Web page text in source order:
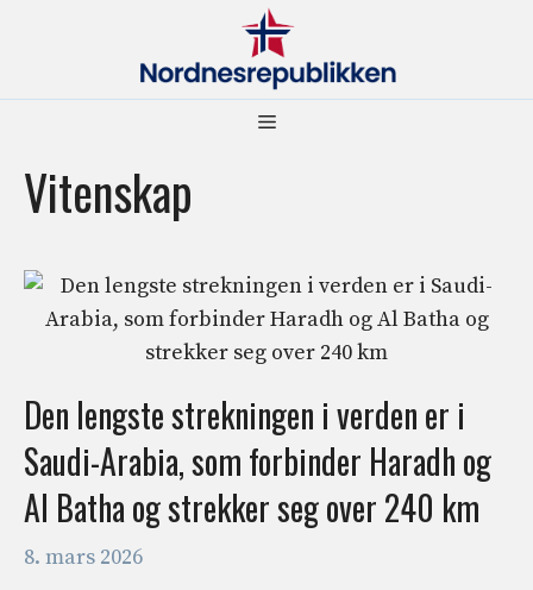
Meny
Vitenskap
Den lengste strekningen i verden er i
Saudi-Arabia, som forbinder Haradh og
Al Batha og strekker seg over 240 km
8. mars 2026